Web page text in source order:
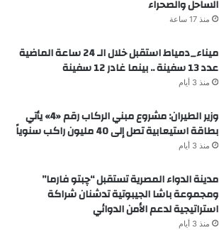
الساحل والصحراء
منذ 17 ساعة
ميناء_دمياط استقبل خلال الـ 24 ساعة الماضية
عدد 13 سفينة .. بينما غادر 12 سفينة
منذ 3 أيام
وزير الطيران: مشروع مبني الركاب رقم «4» يأتي
بطاقة استيعابية تصل إلى 40 مليون راكب سنوياً
منذ 3 أيام
مدينة الدواء المصرية تستقبل “چبتو فارما”
ومجموعة باشا الجيبوتية تدشنان شراكة
استراتيجية لدعم الأمن الدوائي
منذ 3 أيام